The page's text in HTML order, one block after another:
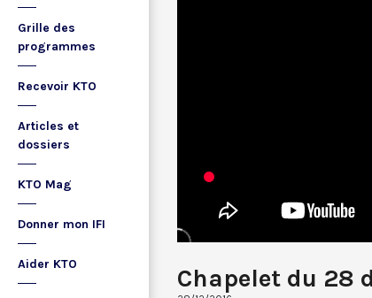
Grille des
programmes
Recevoir KTO
Articles et
dossiers
KTO Mag
Donner mon IFI
Aider KTO Chapelet du 28